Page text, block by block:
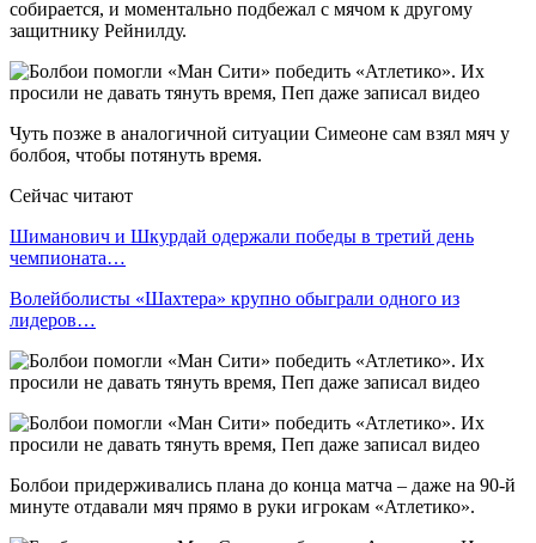
собирается, и моментально подбежал с мячом к другому
защитнику Рейнилду.
Чуть позже в аналогичной ситуации Симеоне сам взял мяч у
болбоя, чтобы потянуть время.
Сейчас читают
Шиманович и Шкурдай одержали победы в третий день
чемпионата…
Волейболисты «Шахтера» крупно обыграли одного из
лидеров…
Болбои придерживались плана до конца матча – даже на 90-й
минуте отдавали мяч прямо в руки игрокам «Атлетико».